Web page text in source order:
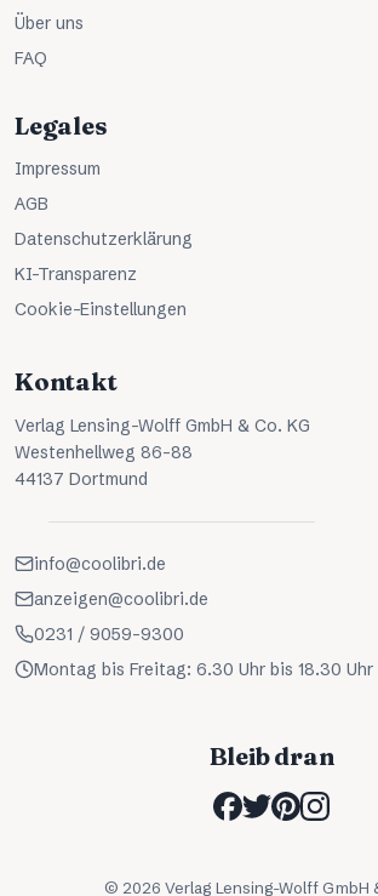
Über uns
FAQ
Legales
Impressum
AGB
Datenschutzerklärung
KI-Transparenz
Cookie-Einstellungen
Kontakt
Verlag Lensing-Wolff GmbH & Co. KG
Westenhellweg 86-88
44137 Dortmund
info@coolibri.de
anzeigen@coolibri.de
0231 / 9059-9300
Montag bis Freitag: 6.30 Uhr bis 18.30 Uhr
Bleib dran
© 2026 Verlag Lensing-Wolff GmbH